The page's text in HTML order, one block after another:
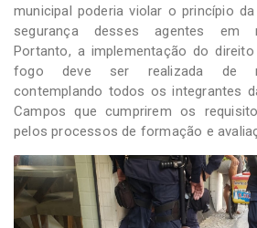
municipal poderia violar o princípio
segurança desses agentes em
Portanto, a implementação do
fogo deve ser realizada de
contemplando todos os integrantes
Campos que cumprirem os
pelos processos de formação e